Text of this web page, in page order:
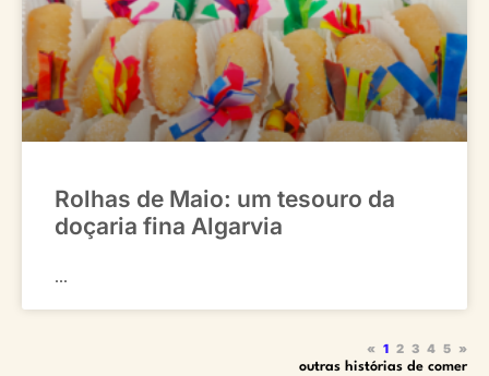
Rolhas de Maio: um tesouro da
doçaria fina Algarvia
...
« 1 2 3 4 5 »
outras histórias de comer